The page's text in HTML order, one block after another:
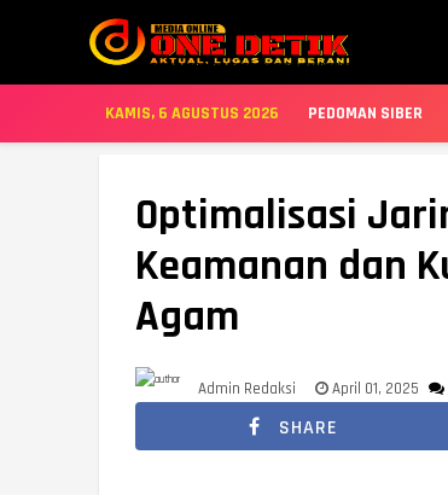
KAMIS, 6 AGUSTUS 2026 PEDOMAN SIBER
Optimalisasi
Keamanan dan
Agam
Admin Redaksi April 01, 2025
SHARE